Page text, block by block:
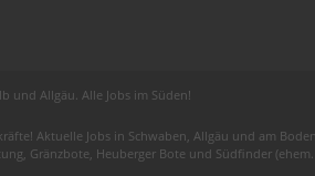
und Allgäu . Alle Jobs im Süden!
Aktuelle Jobs in Schwaben, Allgäu und am
Gränzbote, Heuberger Bote und Südfinder(ehem.